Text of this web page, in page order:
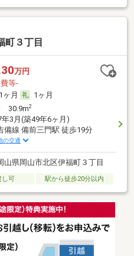
町３丁目
万円
等-
1ヶ月
1ヶ月
30.9m2
年3月(築49年6ヶ月)
備線 備前三門駅 徒歩19分
の交通
山県岡山市北区伊福町３丁目
し可 駅から徒歩20分以内